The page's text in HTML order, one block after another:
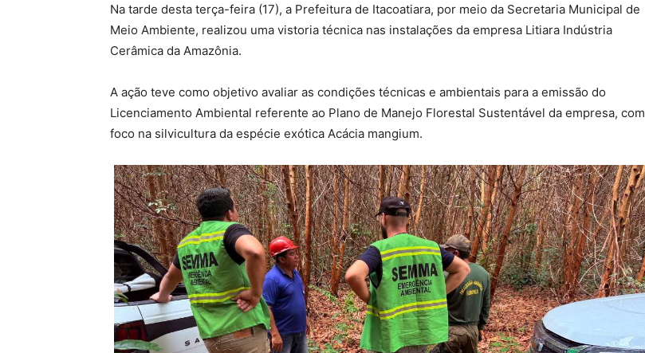
Na tarde desta terça-feira (17), a Prefeitura de Itacoatiara, por meio da Secretaria Municipal de
Meio Ambiente, realizou uma vistoria técnica nas instalações da empresa Litiara Indústria
Cerâmica da Amazônia.
A ação teve como objetivo avaliar as condições técnicas e ambientais para a emissão do
Licenciamento Ambiental referente ao Plano de Manejo Florestal Sustentável da empresa, com
foco na silvicultura da espécie exótica Acácia mangium.